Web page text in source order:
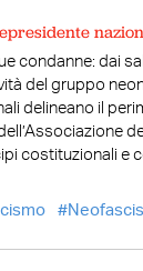
condanne: dai
del gruppo
delineano il
costituzionali e